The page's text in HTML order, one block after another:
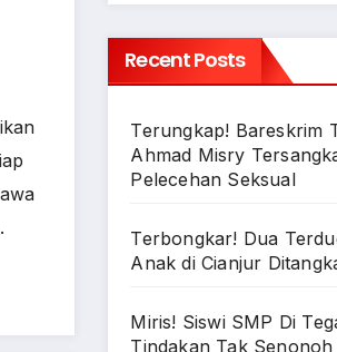
Recent Posts
Terungkap! Bareskrim
Ahmad Misry
Pelecehan Seksual
Terbongkar! Dua
Anak di Cianjur
Miris! Siswi SMP Di
Tindakan Tak